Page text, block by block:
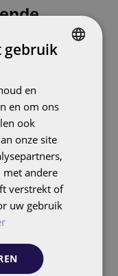
is het
niet alleen
effectief
dat een
dan alleen
die wij
Een sterke
Deze
gebruik
en
en om ons
ook
onze site
met andere
verstrekt of
uw gebruik